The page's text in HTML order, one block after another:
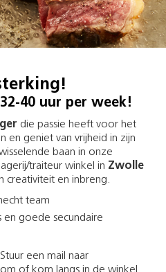
40 uur per week!
die passie heeft voor het
en geniet van vrijheid in zijn
baan in onze
traiteur winkel in Zwolle
creativiteit en inbreng.
team
en goede secundaire
een mail naar